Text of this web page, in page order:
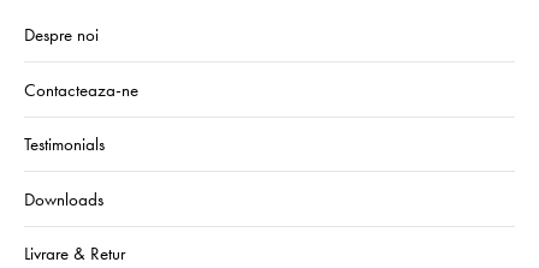
Despre noi
Contacteaza-ne
Testimonials
Downloads
Livrare & Retur